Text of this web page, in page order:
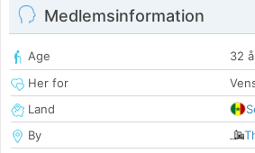
Medlemsinformation
Age
32
Her for
Land
By